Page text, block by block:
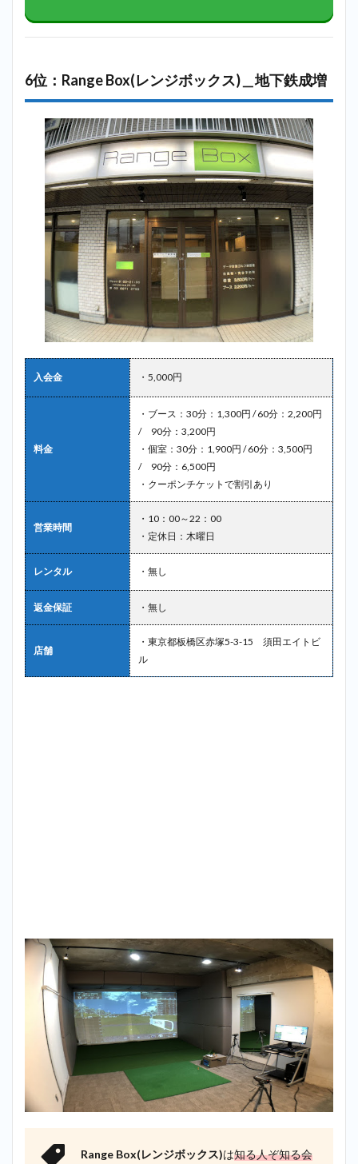
6位：Range Box(レンジボックス)＿地下鉄成増
入会金 ・5,000円
料金
・ブース：30分：1,300円 / 60分：2,200円
/ 90分：3,200円
・個室：30分：1,900円 / 60分：3,500円
/ 90分：6,500円
・クーポンチケットで割引あり
営業時間
・10：00～22：00
・定休日：木曜日
レンタル ・無し
返金保証 ・無し
店舗
・東京都板橋区赤塚5-3-15 須田エイトビ
ル
Range Box(レンジボックス)は知る人ぞ知る会